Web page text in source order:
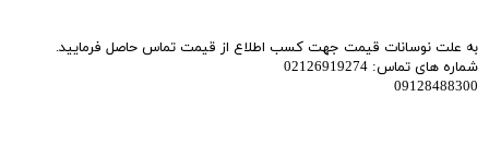
به علت نوسانات قیمت جهت کسب اطلاع از قیمت تماس حاصل فرمایید.
شماره های تماس: 02126919274
09128488300